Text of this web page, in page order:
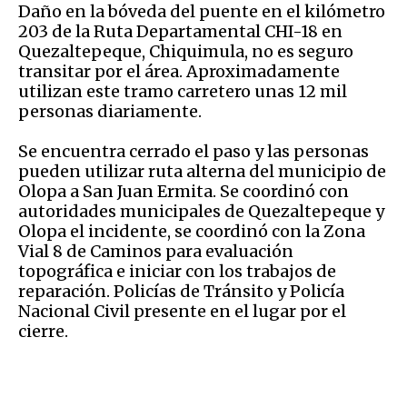
Daño en la bóveda del puente en el kilómetro
203 de la Ruta Departamental CHI-18 en
Quezaltepeque, Chiquimula, no es seguro
transitar por el área. Aproximadamente
utilizan este tramo carretero unas 12 mil
personas diariamente.
Se encuentra cerrado el paso y las personas
pueden utilizar ruta alterna del municipio de
Olopa a San Juan Ermita. Se coordinó con
autoridades municipales de Quezaltepeque y
Olopa el incidente, se coordinó con la Zona
Vial 8 de Caminos para evaluación
topográfica e iniciar con los trabajos de
reparación. Policías de Tránsito y Policía
Nacional Civil presente en el lugar por el
cierre.